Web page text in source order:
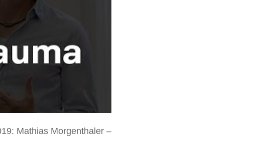
Mathias Morgenthaler –